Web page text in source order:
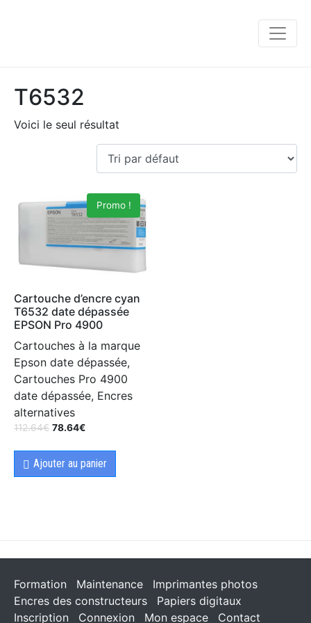
T6532
Voici le seul résultat
Promo !
Cartouche d’encre cyan
T6532 date dépassée
EPSON Pro 4900
Cartouches à la marque
Epson date dépassée,
Cartouches Pro 4900
date dépassée, Encres
alternatives
112.64€ 78.64€
Ajouter au panier
Formation Maintenance
Imprimantes photos
Encres des constructeurs
Papiers digitaux
Inscription
Connexion Mon espace Contact